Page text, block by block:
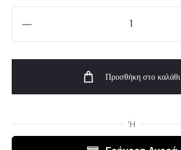
Vasiliki
Προσθήκη στο καλάθι